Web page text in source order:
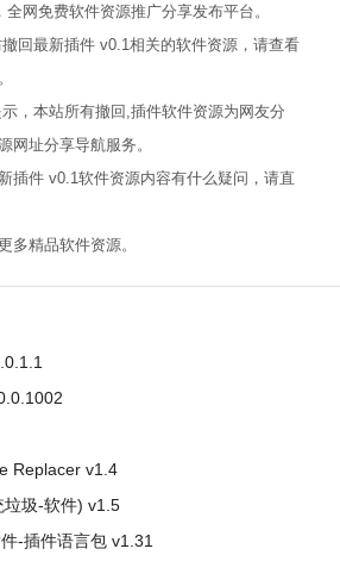
网免费软件资源推广分享发布平台。
回最新插件 v0.1相关的软件资源，请查看
，本站所有撤回,插件软件资源为网友分
网址分享导航服务。
插件 v0.1软件资源内容有什么疑问，请直
多精品软件资源。
Replacer v1.4
垃圾-软件) v1.5
-插件语言包 v1.31